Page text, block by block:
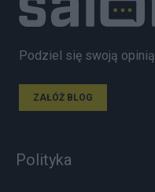
Podziel się swoją opinią
ZAŁÓŻ BLOG
Polityka